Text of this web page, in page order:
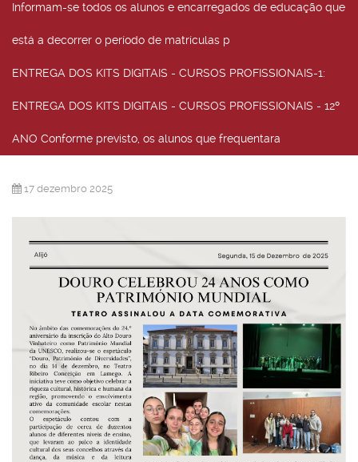
Informam-se todos os alunos e encarregados de educação que
está a decorrer o período de matrículas p
ENTREGA DOS KITS DIGITAIS - CURSOS PROFISSIONAIS-1:
ENTREGA DOS KITS DIGITAIS - CURSOS PROFISSIONAIS - 12º
ANO Conforme previsto, os alunos que frequentara
17 dezembro 2025